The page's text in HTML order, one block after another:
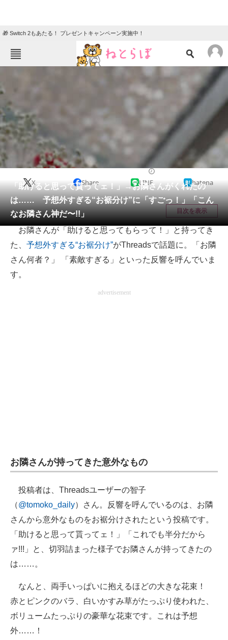
🎁 Switch 2もあたる！ プレゼントキャンペーン実施中！
ニュース
エンタメ
グルメ
住まい
リサーチ
会員記事
メディア
注目記事を集めた総合ページ
ITの今と未来を見通す
進化するPCとデバイスの未来
企業向けIT製品の総合サイト
IT製品の技術・比較・事例
モノづくり技術者専門サイト
エネルギーの専門メディア
建設×テクノロジーの最前線
「助けると思って貰ってェ！」→お隣さんがくれたの
は…… 予想外すぎる“お裾分け”に「すごっ！」「こん
なお隣さん神だ〜!!」
X Share LINE hatena
目次を表示
お隣さんが「助けると思ってもらって！」と持ってき
た、 予想外すぎる“お裾分け”がThreadsで話題に。「お隣
さん何者？」 「素敵すぎる」といった反響を呼んでいま
す。
advertisement
お隣さんが持ってきた意外なもの
投稿者は、Threadsユーザーの智子
（@tomoko_daily）さん。反響を呼んでいるのは、お隣
さんから意外なものをお裾分けされたという投稿です。
「助けると思って貰ってェ！」「これでも半分だから
ァ!!!」と、切羽詰まった様子でお隣さんが持ってきたの
は……。
なんと、両手いっぱいに抱えるほどの大きな花束！
赤とピンクのバラ、白いかすみ草がたっぷり使われた、
ボリュームたっぷりの豪華な花束です。これは予想
外……！